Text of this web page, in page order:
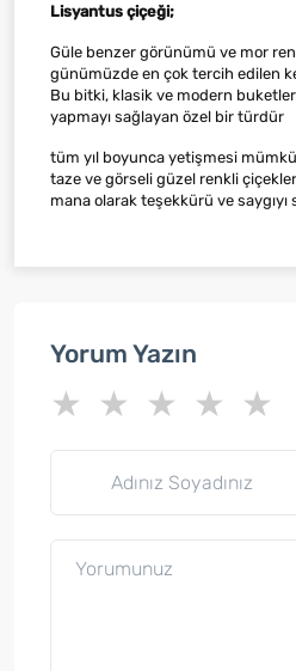
Lisyantus çiçeği;
Güle benzer görünümü ve mor
günümüzde en çok tercih edilen
Bu bitki, klasik ve modern
yapmayı sağlayan özel bir türdür
tüm yıl boyunca yetişmesi
taze ve görseli güzel renkli
mana olarak teşekkürü ve saygıyı
Yorum Yazın